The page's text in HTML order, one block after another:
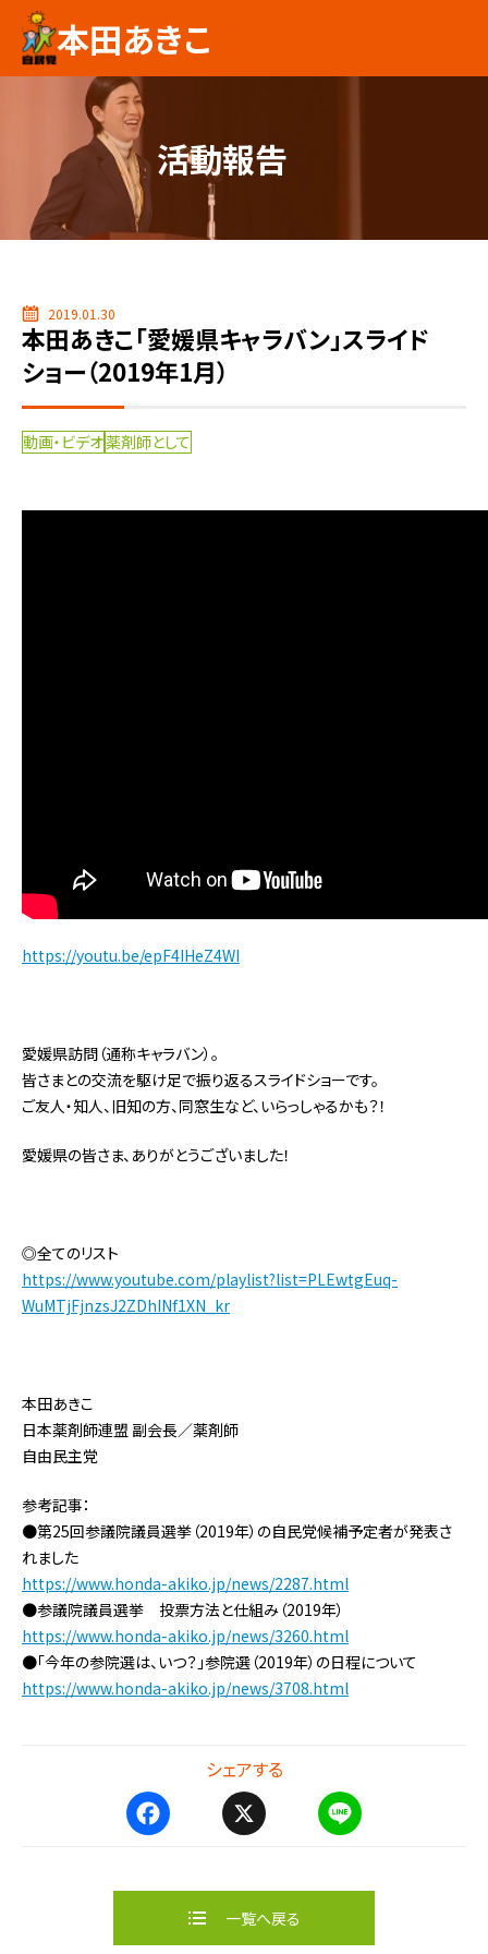
本田あきこ
活動報告
2019.01.30
本田あきこ「愛媛県キャラバン」スライド
ショー（2019年1月）
動画・ビデオ薬剤師として
https://youtu.be/epF4IHeZ4WI
愛媛県訪問（通称キャラバン）。
皆さまとの交流を駆け足で振り返るスライドショーです。
ご友人・知人、旧知の方、同窓生など、いらっしゃるかも？！
愛媛県の皆さま、ありがとうございました！
◎全てのリスト
https://www.youtube.com/playlist?list=PLEwtgEuq-
WuMTjFjnzsJ2ZDhINf1XN_kr
本田あきこ
日本薬剤師連盟 副会長／薬剤師
自由民主党
参考記事：
●第25回参議院議員選挙（2019年）の自民党候補予定者が発表さ
れました
https://www.honda-akiko.jp/news/2287.html
●参議院議員選挙 投票方法と仕組み（2019年）
https://www.honda-akiko.jp/news/3260.html
●「今年の参院選は、いつ？」参院選（2019年）の日程について
https://www.honda-akiko.jp/news/3708.html
シェアする
e
o
e
一覧へ戻る